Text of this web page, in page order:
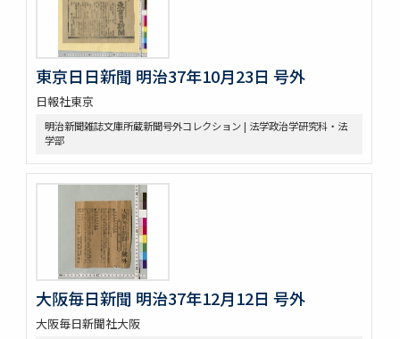
東京日日新聞 明治37年10月23日 号外
日報社東京
明治新聞雑誌文庫所蔵新聞号外コレクション | 法学政治学研究科・法
学部
大阪毎日新聞 明治37年12月12日 号外
大阪毎日新聞社大阪